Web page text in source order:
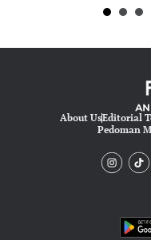
About UsEditorial
Pedoman